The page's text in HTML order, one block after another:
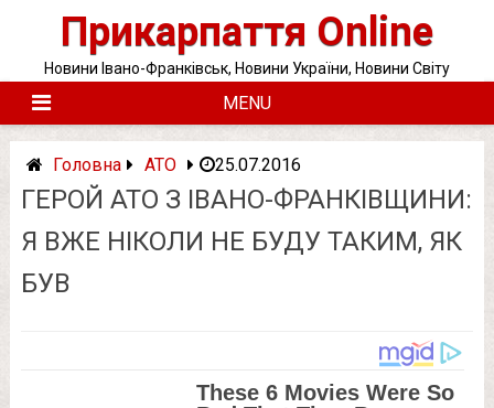
Прикарпаття Online
Новини Івано-Франківськ, Новини України, Новини Світу
MENU
Головна АТО 25.07.2016
ГЕРОЙ АТО З ІВАНО-ФРАНКІВЩИНИ:
Я ВЖЕ НІКОЛИ НЕ БУДУ ТАКИМ, ЯК
БУВ